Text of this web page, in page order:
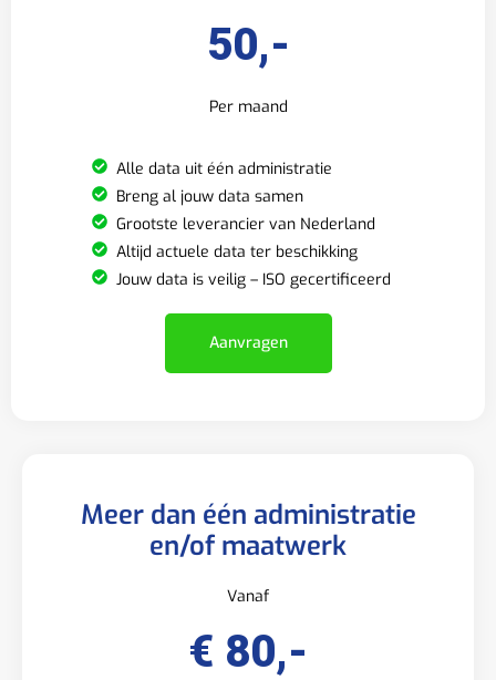
50,-
Per maand
Alle data uit één administratie
Breng al jouw data samen
Grootste leverancier van Nederland
Altijd actuele data ter beschikking
Jouw data is veilig – ISO gecertificeerd
Aanvragen
Meer dan één administratie
en/of maatwerk
Vanaf
€ 80,-